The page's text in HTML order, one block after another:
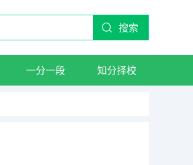
搜索
一分一段 知分择校